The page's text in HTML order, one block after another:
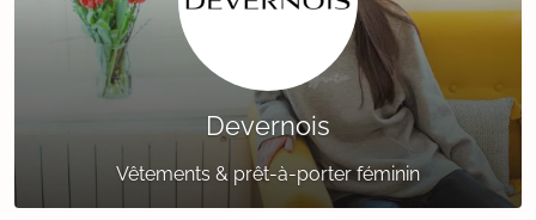
Devernois
Vêtements & prêt-à-porter féminin